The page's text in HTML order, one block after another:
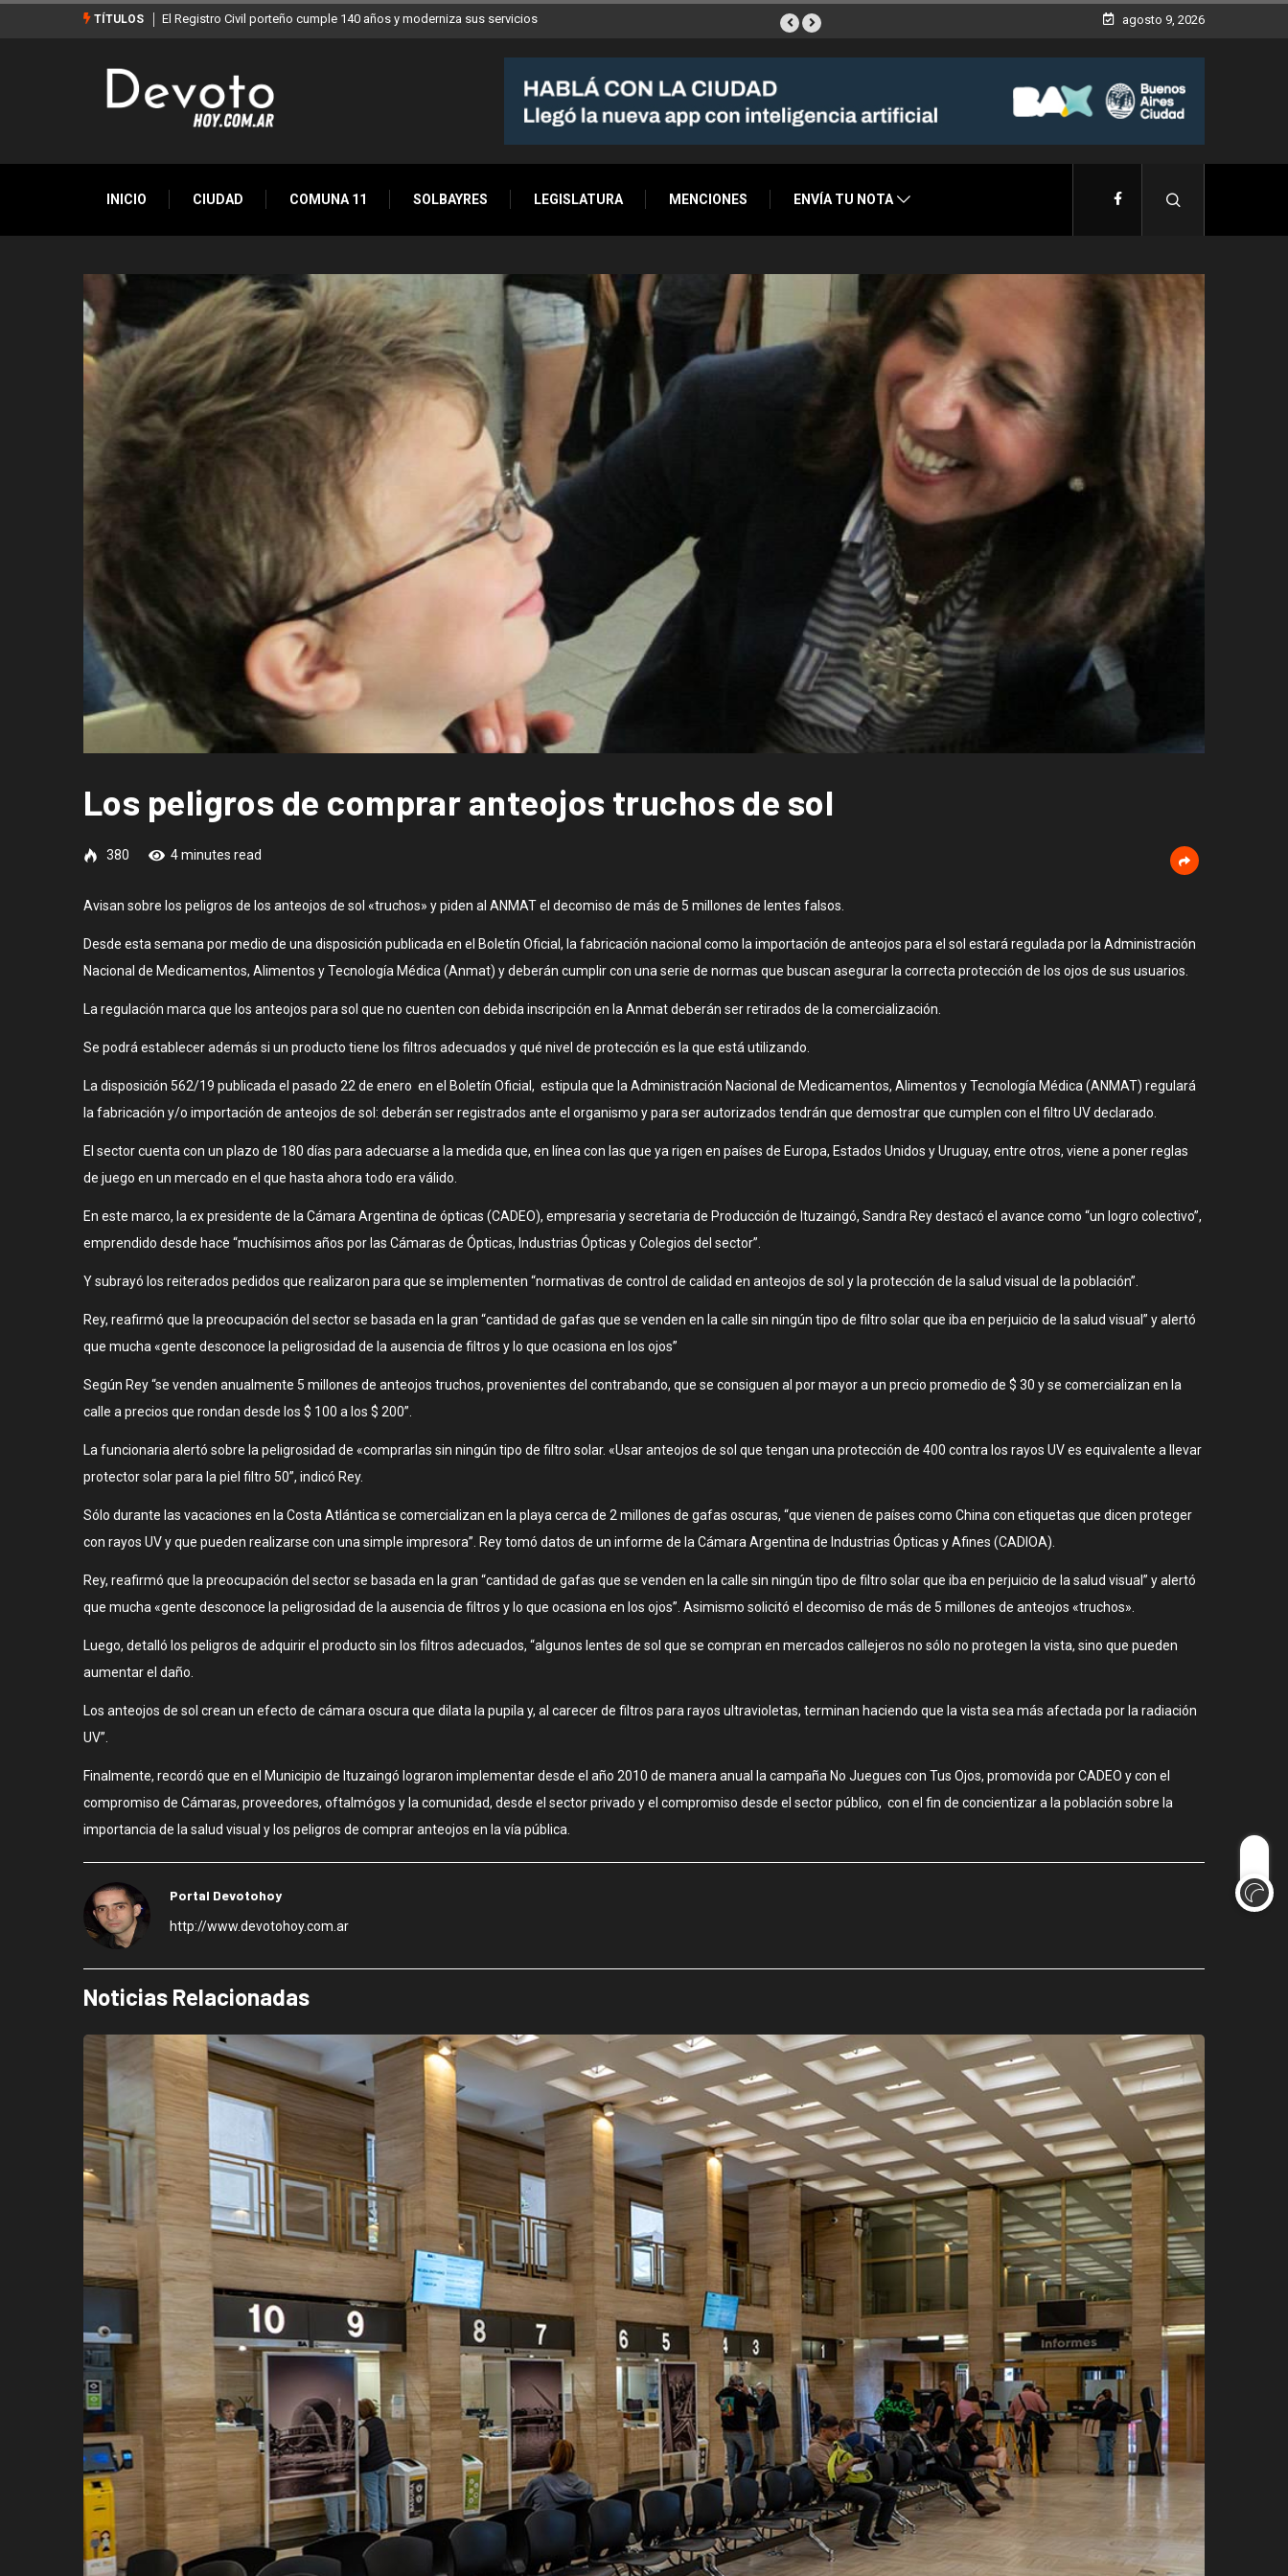
TÍTULOS El Registro Civil porteño cumple 140 años y moderniza sus servicios agosto 9, 2026
INICIO CIUDAD COMUNA 11 SOLBAYRES LEGISLATURA MENCIONES ENVÍA TU NOTA
Los peligros de comprar anteojos truchos de sol
380 4 minutes read
Avisan sobre los peligros de los anteojos de sol «truchos» y piden al ANMAT el decomiso de más de 5 millones de lentes falsos.
Desde esta semana por medio de una disposición publicada en el Boletín Oficial, la fabricación nacional como la importación de anteojos para el sol estará regulada por la Administración
Nacional de Medicamentos, Alimentos y Tecnología Médica (Anmat) y deberán cumplir con una serie de normas que buscan asegurar la correcta protección de los ojos de sus usuarios.
La regulación marca que los anteojos para sol que no cuenten con debida inscripción en la Anmat deberán ser retirados de la comercialización.
Se podrá establecer además si un producto tiene los filtros adecuados y qué nivel de protección es la que está utilizando.
La disposición 562/19 publicada el pasado 22 de enero en el Boletín Oficial, estipula que la Administración Nacional de Medicamentos, Alimentos y Tecnología Médica (ANMAT) regulará
la fabricación y/o importación de anteojos de sol: deberán ser registrados ante el organismo y para ser autorizados tendrán que demostrar que cumplen con el filtro UV declarado.
El sector cuenta con un plazo de 180 días para adecuarse a la medida que, en línea con las que ya rigen en países de Europa, Estados Unidos y Uruguay, entre otros, viene a poner reglas
de juego en un mercado en el que hasta ahora todo era válido.
En este marco, la ex presidente de la Cámara Argentina de ópticas (CADEO), empresaria y secretaria de Producción de Ituzaingó, Sandra Rey destacó el avance como “un logro colectivo”,
emprendido desde hace “muchísimos años por las Cámaras de Ópticas, Industrias Ópticas y Colegios del sector”.
Y subrayó los reiterados pedidos que realizaron para que se implementen “normativas de control de calidad en anteojos de sol y la protección de la salud visual de la población”.
Rey, reafirmó que la preocupación del sector se basada en la gran “cantidad de gafas que se venden en la calle sin ningún tipo de filtro solar que iba en perjuicio de la salud visual” y alertó
que mucha «gente desconoce la peligrosidad de la ausencia de filtros y lo que ocasiona en los ojos”
Según Rey “se venden anualmente 5 millones de anteojos truchos, provenientes del contrabando, que se consiguen al por mayor a un precio promedio de $ 30 y se comercializan en la
calle a precios que rondan desde los $ 100 a los $ 200”.
La funcionaria alertó sobre la peligrosidad de «comprarlas sin ningún tipo de filtro solar. «Usar anteojos de sol que tengan una protección de 400 contra los rayos UV es equivalente a llevar
protector solar para la piel filtro 50”, indicó Rey.
Sólo durante las vacaciones en la Costa Atlántica se comercializan en la playa cerca de 2 millones de gafas oscuras, “que vienen de países como China con etiquetas que dicen proteger
con rayos UV y que pueden realizarse con una simple impresora”. Rey tomó datos de un informe de la Cámara Argentina de Industrias Ópticas y Afines (CADIOA).
Rey, reafirmó que la preocupación del sector se basada en la gran “cantidad de gafas que se venden en la calle sin ningún tipo de filtro solar que iba en perjuicio de la salud visual” y alertó
que mucha «gente desconoce la peligrosidad de la ausencia de filtros y lo que ocasiona en los ojos”. Asimismo solicitó el decomiso de más de 5 millones de anteojos «truchos».
Luego, detalló los peligros de adquirir el producto sin los filtros adecuados, “algunos lentes de sol que se compran en mercados callejeros no sólo no protegen la vista, sino que pueden
aumentar el daño.
Los anteojos de sol crean un efecto de cámara oscura que dilata la pupila y, al carecer de filtros para rayos ultravioletas, terminan haciendo que la vista sea más afectada por la radiación
UV”.
Finalmente, recordó que en el Municipio de Ituzaingó lograron implementar desde el año 2010 de manera anual la campaña No Juegues con Tus Ojos, promovida por CADEO y con el
compromiso de Cámaras, proveedores, oftalmógos y la comunidad, desde el sector privado y el compromiso desde el sector público, con el fin de concientizar a la población sobre la
importancia de la salud visual y los peligros de comprar anteojos en la vía pública.
Portal Devotohoy
http://www.devotohoy.com.ar
Noticias Relacionadas